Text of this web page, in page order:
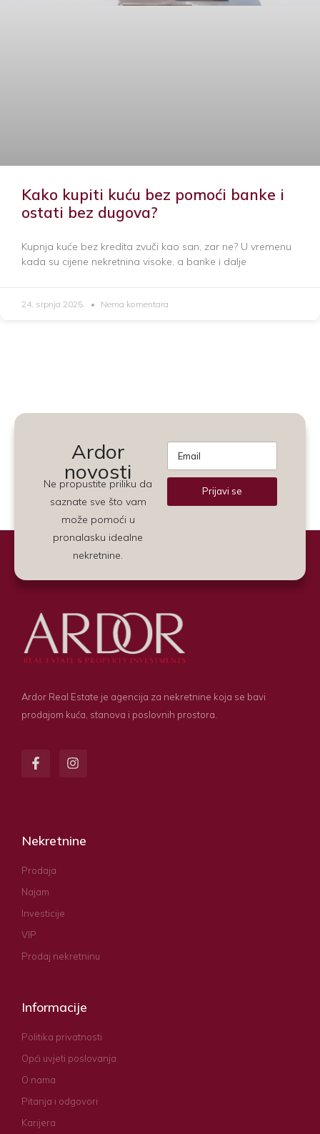
Kako kupiti kuću bez pomoći banke i
ostati bez dugova?
Kupnja kuće bez kredita zvuči kao san, zar ne? U vremenu
kada su cijene nekretnina visoke, a banke i dalje
24. srpnja 2025. Nema komentara
Ardor
novosti
Ne propustite priliku da
saznate sve što vam
može pomoći u
pronalasku idealne
nekretnine.
Prijavi se
Ardor Real Estate je agencija za nekretnine koja se bavi
prodajom kuća, stanova i poslovnih prostora.
Nekretnine
Prodaja
Najam
Investicije
VIP
Prodaj nekretninu
Informacije
Politika privatnosti
Opći uvjeti poslovanja
O nama
Pitanja i odgovori
Karijera